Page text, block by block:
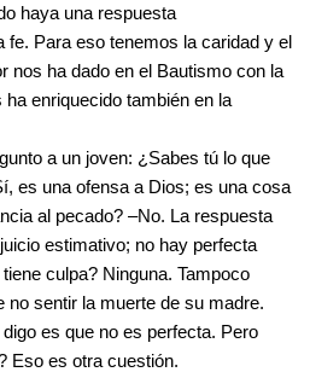
haya una respuesta
fe. Para eso tenemos la caridad y el
nos ha dado en el Bautismo con la
enriquecido también en la
a un joven: ¿Sabes tú lo que
es una ofensa a Dios; es una cosa
al pecado? –No. La respuesta
estimativo; no hay perfecta
culpa? Ninguna. Tampoco
no sentir la muerte de su madre.
es que no es perfecta. Pero
Eso es otra cuestión.